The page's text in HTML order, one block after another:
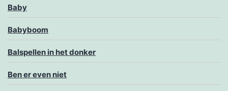
Baby
Babyboom
Balspellen in het donker
Ben er even niet